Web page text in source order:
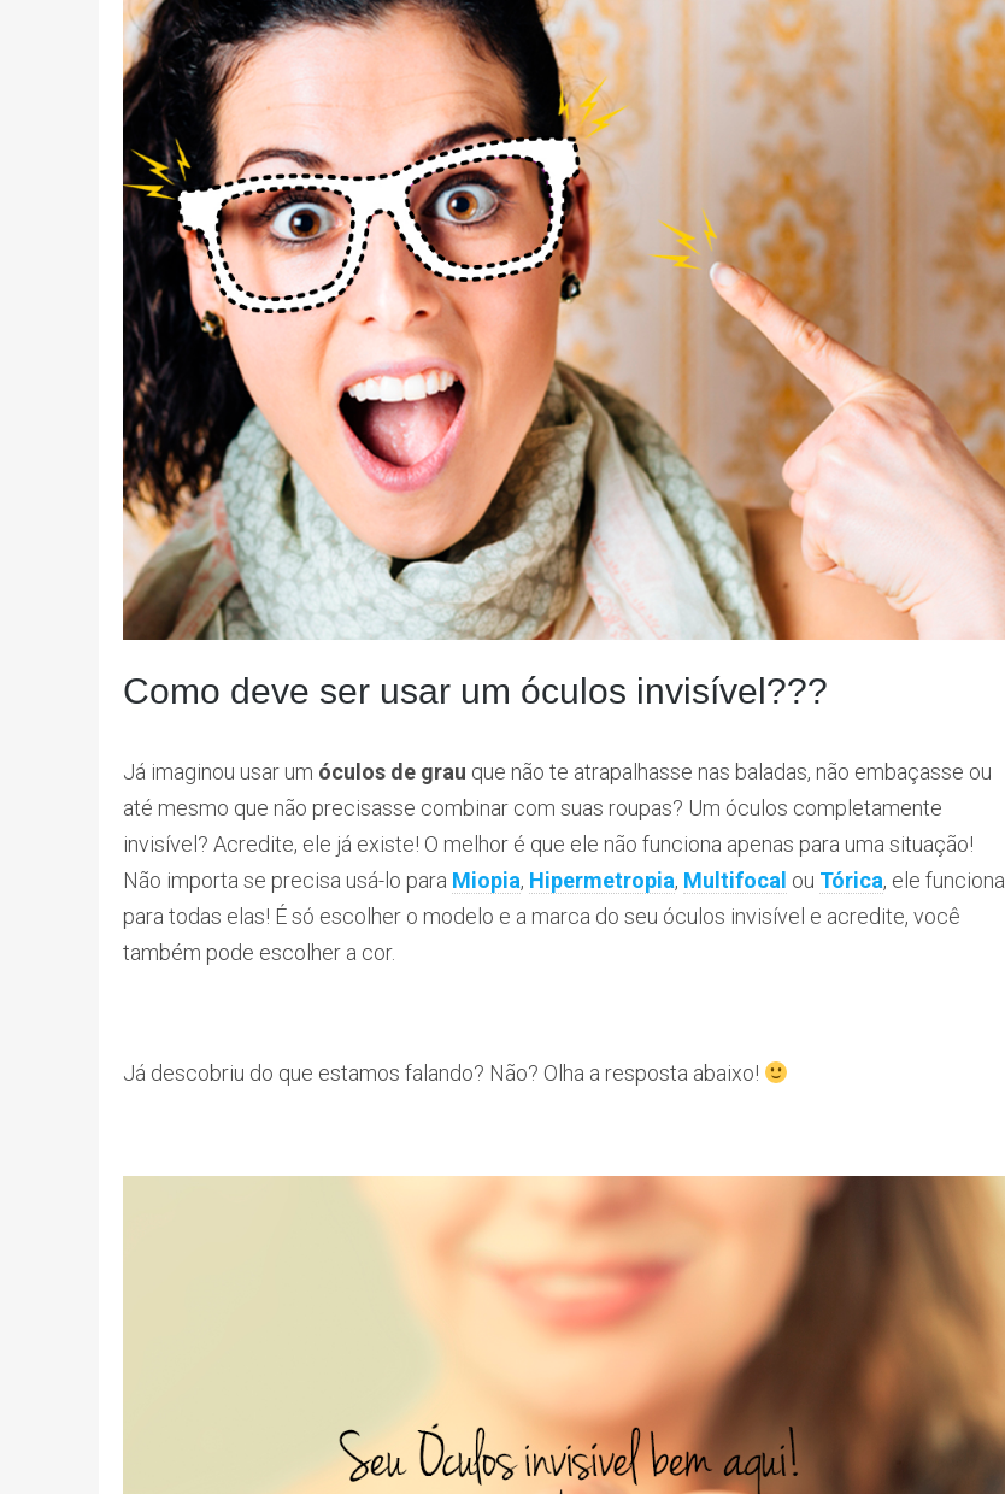
Como deve ser usar um óculos invisível???
Já imaginou usar um óculos de grau que não te atrapalhasse nas baladas, não embaçasse ou
até mesmo que não precisasse combinar com suas roupas? Um óculos completamente
invisível? Acredite, ele já existe! O melhor é que ele não funciona apenas para uma situação!
Não importa se precisa usá-lo para Miopia, Hipermetropia, Multifocal ou Tórica, ele funciona
para todas elas! É só escolher o modelo e a marca do seu óculos invisível e acredite, você
também pode escolher a cor.
Já descobriu do que estamos falando? Não? Olha a resposta abaixo!